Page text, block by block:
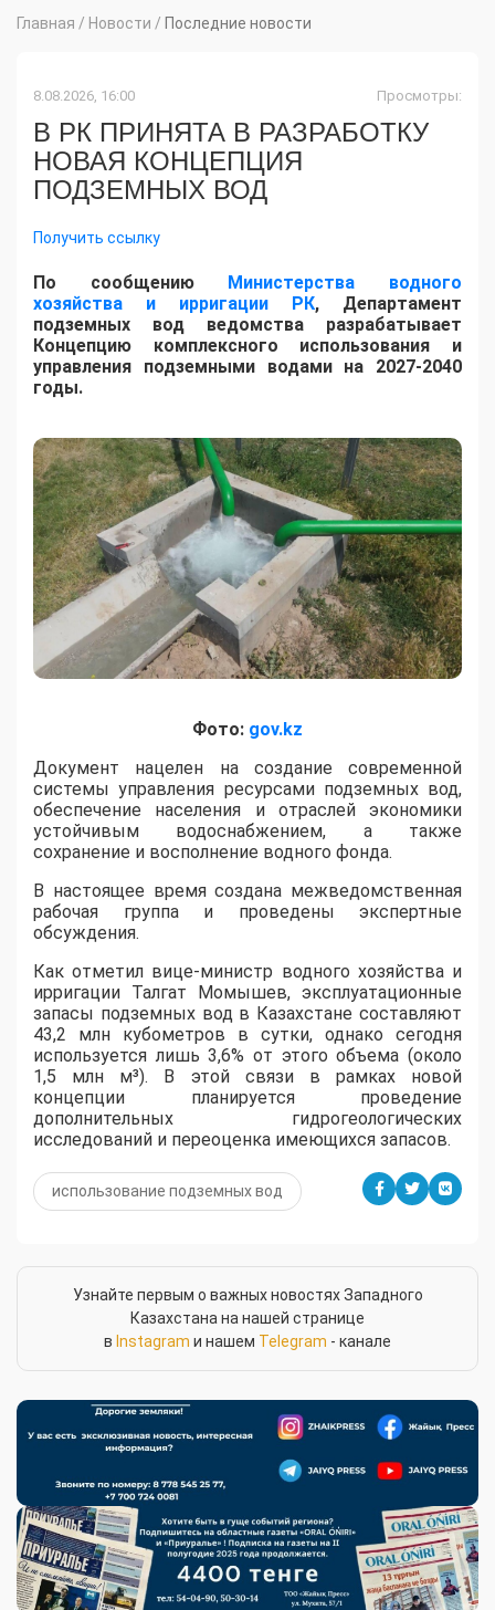
Главная / Новости / Последние новости
8.08.2026, 16:00 Просмотры:
В РК ПРИНЯТА В РАЗРАБОТКУ
НОВАЯ КОНЦЕПЦИЯ
ПОДЗЕМНЫХ ВОД
Получить ссылку
По сообщению Министерства водного
хозяйства и ирригации РК, Департамент
подземных вод ведомства разрабатывает
Концепцию комплексного использования и
управления подземными водами на 2027-2040
годы.
Фото: gov.kz
​Документ нацелен на создание современной
системы управления ресурсами подземных вод,
обеспечение населения и отраслей экономики
устойчивым водоснабжением, а также
сохранение и восполнение водного фонда.
В настоящее время создана межведомственная
рабочая группа и проведены экспертные
обсуждения.
Как отметил вице-министр водного хозяйства и
ирригации Талгат Момышев, эксплуатационные
запасы подземных вод в Казахстане составляют
43,2 млн кубометров в сутки, однако сегодня
используется лишь 3,6% от этого объема (около
1,5 млн м³). В этой связи в рамках новой
концепции планируется проведение
дополнительных гидрогеологических
исследований и переоценка имеющихся запасов.
использование подземных вод
Узнайте первым о важных новостях Западного
Казахстана на нашей странице
в Instagram и нашем Telegram - канале